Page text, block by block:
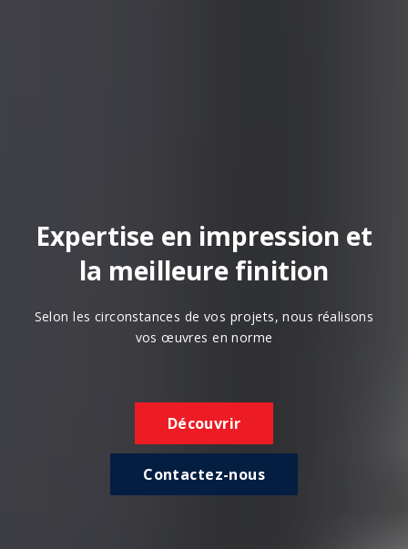
Expertise en impression et
la meilleure finition
Selon les circonstances de vos projets, nous réalisons
vos œuvres en norme
Découvrir
Contactez-nous